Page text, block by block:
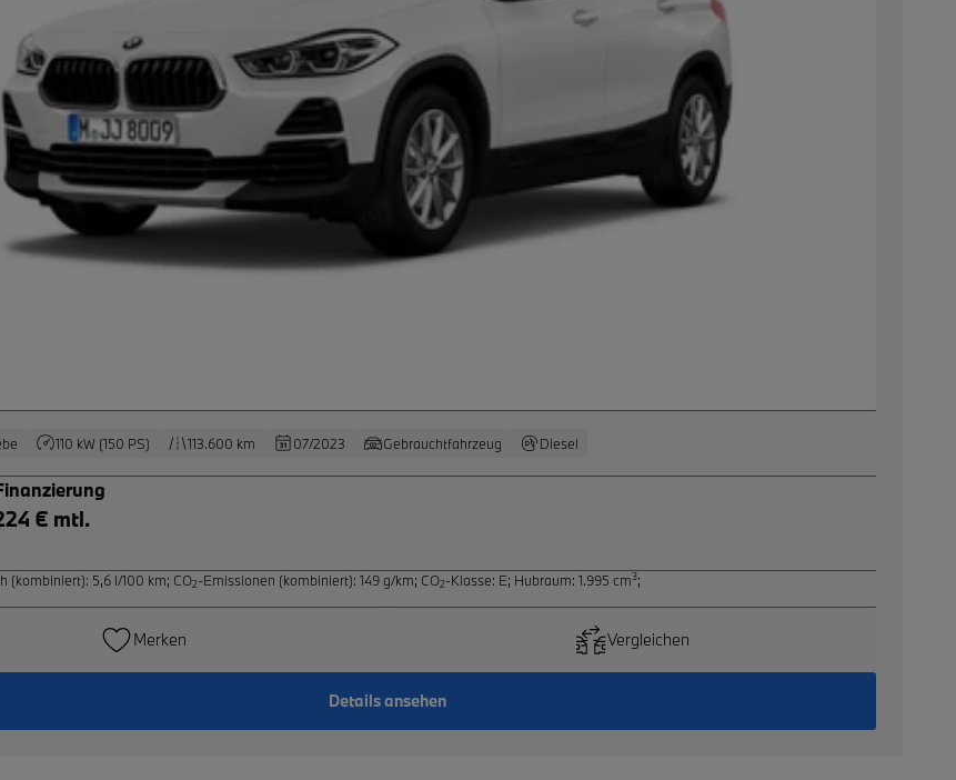
110 kW (150 PS) 113.600 km 07/2023 Gebrauchtfahrzeug Diesel
€ mtl.
(kombiniert): 5,6 l/100 km; CO2-Emissionen (kombiniert): 149 g/km; CO2-Klasse: E; Hubraum: 1.995 cm3;
Details ansehen
Merken Vergleichen